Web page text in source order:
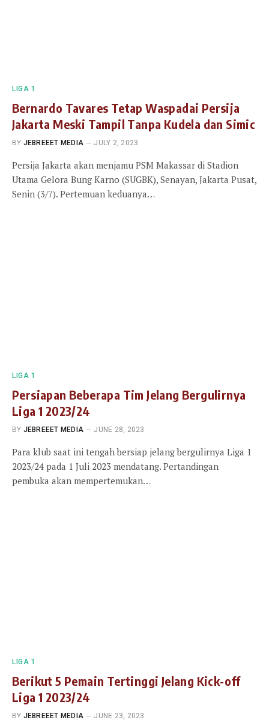
LIGA 1
Bernardo Tavares Tetap Waspadai Persija
Jakarta Meski Tampil Tanpa Kudela dan Simic
BY JEBREEET MEDIA JULY 2, 2023
Persija Jakarta akan menjamu PSM Makassar di Stadion
Utama Gelora Bung Karno (SUGBK), Senayan, Jakarta Pusat,
Senin (3/7). Pertemuan keduanya…
LIGA 1
Persiapan Beberapa Tim Jelang Bergulirnya
Liga 1 2023/24
BY JEBREEET MEDIA JUNE 28, 2023
Para klub saat ini tengah bersiap jelang bergulirnya Liga 1
2023/24 pada 1 Juli 2023 mendatang. Pertandingan
pembuka akan mempertemukan…
LIGA 1
Berikut 5 Pemain Tertinggi Jelang Kick-off
Liga 1 2023/24
BY JEBREEET MEDIA JUNE 23, 2023